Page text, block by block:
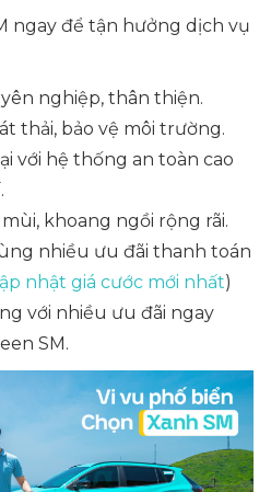
ngay để tận hưởng dịch vụ
nghiệp, thân thiện.
thải, bảo vệ môi trường.
với hệ thống an toàn cao
khoang ngồi rộng rãi.
nhiều ưu đãi thanh toán
nhật giá cước mới nhất)
với nhiều ưu đãi ngay
SM.